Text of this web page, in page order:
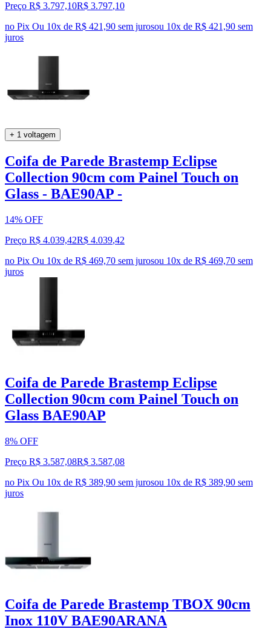
Preço R$ 3.797,10R$ 3.797,10
no Pix Ou 10x de R$ 421,90 sem jurosou 10x de R$ 421,90 sem
juros
+ 1 voltagem
Coifa de Parede Brastemp Eclipse
Collection 90cm com Painel Touch on
Glass - BAE90AP -
14% OFF
Preço R$ 4.039,42R$ 4.039,42
no Pix Ou 10x de R$ 469,70 sem jurosou 10x de R$ 469,70 sem
juros
Coifa de Parede Brastemp Eclipse
Collection 90cm com Painel Touch on
Glass BAE90AP
8% OFF
Preço R$ 3.587,08R$ 3.587,08
no Pix Ou 10x de R$ 389,90 sem jurosou 10x de R$ 389,90 sem
juros
Coifa de Parede Brastemp TBOX 90cm
Inox 110V BAE90ARANA